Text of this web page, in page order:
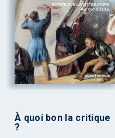
À quoi bon la critique
?